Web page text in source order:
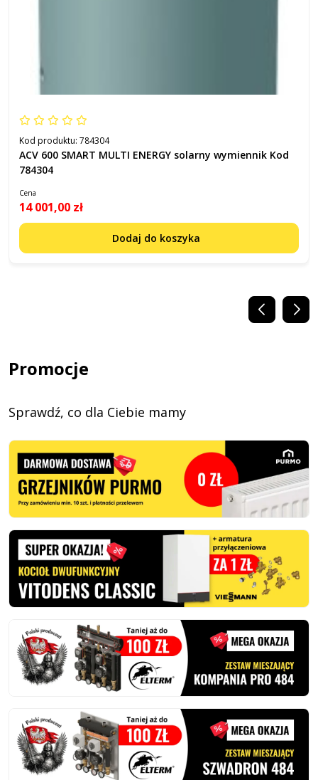
Kod produktu: 784304
ACV 600 SMART MULTI ENERGY solarny wymiennik Kod
784304
Cena
14 001,00 zł
Dodaj do koszyka
Promocje
Sprawdź, co dla Ciebie mamy